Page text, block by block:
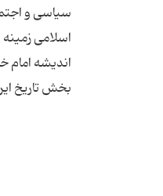
سیاسی و
اسلامی